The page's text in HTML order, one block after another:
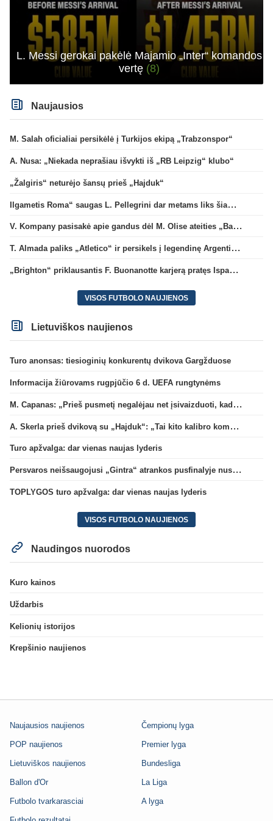
L. Messi gerokai pakėlė Majamio „Inter“ komandos
vertę (8)
Naujausios
M. Salah oficialiai persikėlė į Turkijos ekipą „Trabzonspor“
A. Nusa: „Niekada neprašiau išvykti iš „RB Leipzig“ klubo“
„Žalgiris“ neturėjo šansų prieš „Hajduk“
Ilgametis Roma“ saugas L. Pellegrini dar metams liks šiame klube
V. Kompany pasisakė apie gandus dėl M. Olise ateities „Bayern“ gretose
T. Almada paliks „Atletico“ ir persikels į legendinę Argentinos ekipą
„Brighton“ priklausantis F. Buonanotte karjerą pratęs Ispanijoje
VISOS FUTBOLO NAUJIENOS
Lietuviškos naujienos
Turo anonsas: tiesioginių konkurentų dvikova Gargžduose
Informacija žiūrovams rugpjūčio 6 d. UEFA rungtynėms
M. Capanas: „Prieš pusmetį negalėjau net įsivaizduoti, kad žaisime prieš „Hajduk“
A. Skerla prieš dvikovą su „Hajduk“: „Tai kito kalibro komanda“
Turo apžvalga: dar vienas naujas lyderis
Persvaros neišsaugojusi „Gintra“ atrankos pusfinalyje nusileido Škotijos čempionėms
TOPLYGOS turo apžvalga: dar vienas naujas lyderis
VISOS FUTBOLO NAUJIENOS
Naudingos nuorodos
Kuro kainos
Uždarbis
Kelionių istorijos
Krepšinio naujienos
Naujausios naujienos
POP naujienos
Lietuviškos naujienos
Ballon d'Or
Futbolo tvarkarasciai
Čempionų lyga
Premier lyga
Bundesliga
La Liga
A lyga